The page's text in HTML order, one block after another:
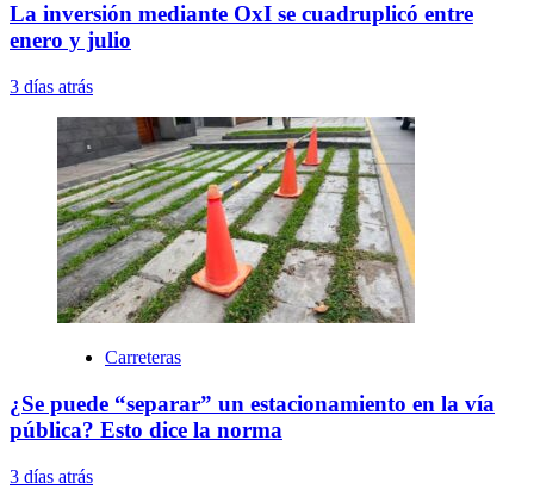
La inversión mediante OxI se cuadruplicó entre
enero y julio
3 días atrás
Carreteras
¿Se puede “separar” un estacionamiento en la vía
pública? Esto dice la norma
3 días atrás